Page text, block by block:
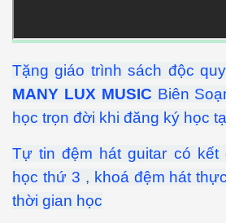
Tặng giáo trình sách độc
MANY LUX MUSIC Biên
học trọn đời khi đăng ký học
Tự tin đệm hát guitar có kết
học thứ 3 , khoá đệm hát
thời gian học